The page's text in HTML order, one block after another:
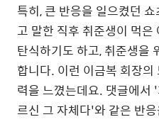
특히, 큰 반응을 일으켰던
고 말한 직후 취준생이 먹
탄식하기도 하고, 취준생을
합니다. 이런 이금복 회장
력을 느꼈는데요. 댓글에서
르신 그 자체다'와 같은 반